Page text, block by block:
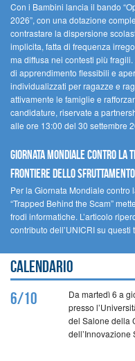
Con i Bambini lancia il bando
2026”, con una dotazione
contrastare la dispersione
implicita, fatta di frequenza
ma diffusa nei contesti più
di apprendimento flessibili e
individualizzati per ragazze e
attivamente le famiglie e
candidature, riservate a
alle ore 13:00 del 30 settembre
GIORNATA MONDIALE CONTRO
FRONTIERE DELLO
Per la Giornata Mondiale contro
“Trapped Behind the Scam”
frodi informatiche. L’articolo
contributo dell’UNICRI su questi
Calendario
6/10
Da martedì 6 a
presso
del Salone della
dell’Innovazione